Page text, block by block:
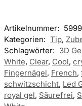
Artikelnummer:
Kategorien: Tip,
Schlagwörter: 3D
White, Clear, Cool,
Fingernägel, French,
schwitzschicht, Led
royal gel, Säurefrei,